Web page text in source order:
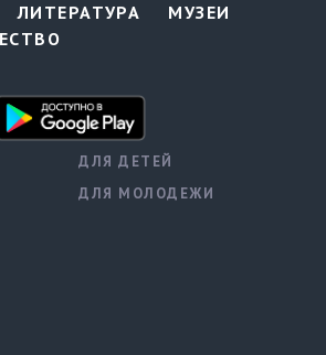
ЛИТЕРАТУРА
МУЗЕИ
ДЛЯ ДЕТЕЙ
ДЛЯ МОЛОДЕЖИ